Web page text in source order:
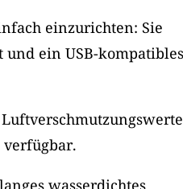
einzurichten: Sie
ein USB-kompatibles
wasserdichtes